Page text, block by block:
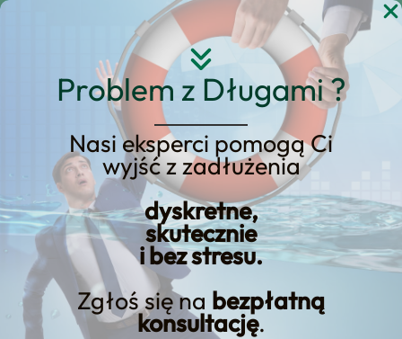
Problem z Długami ?
Nasi eksperci pomogą Ci
wyjść z zadłużenia
dyskretne,
skutecznie
i bez stresu.
Zgłoś się na bezpłatną
konsultację.
Przejdź
upadłość konsumencka
2024 zestawy